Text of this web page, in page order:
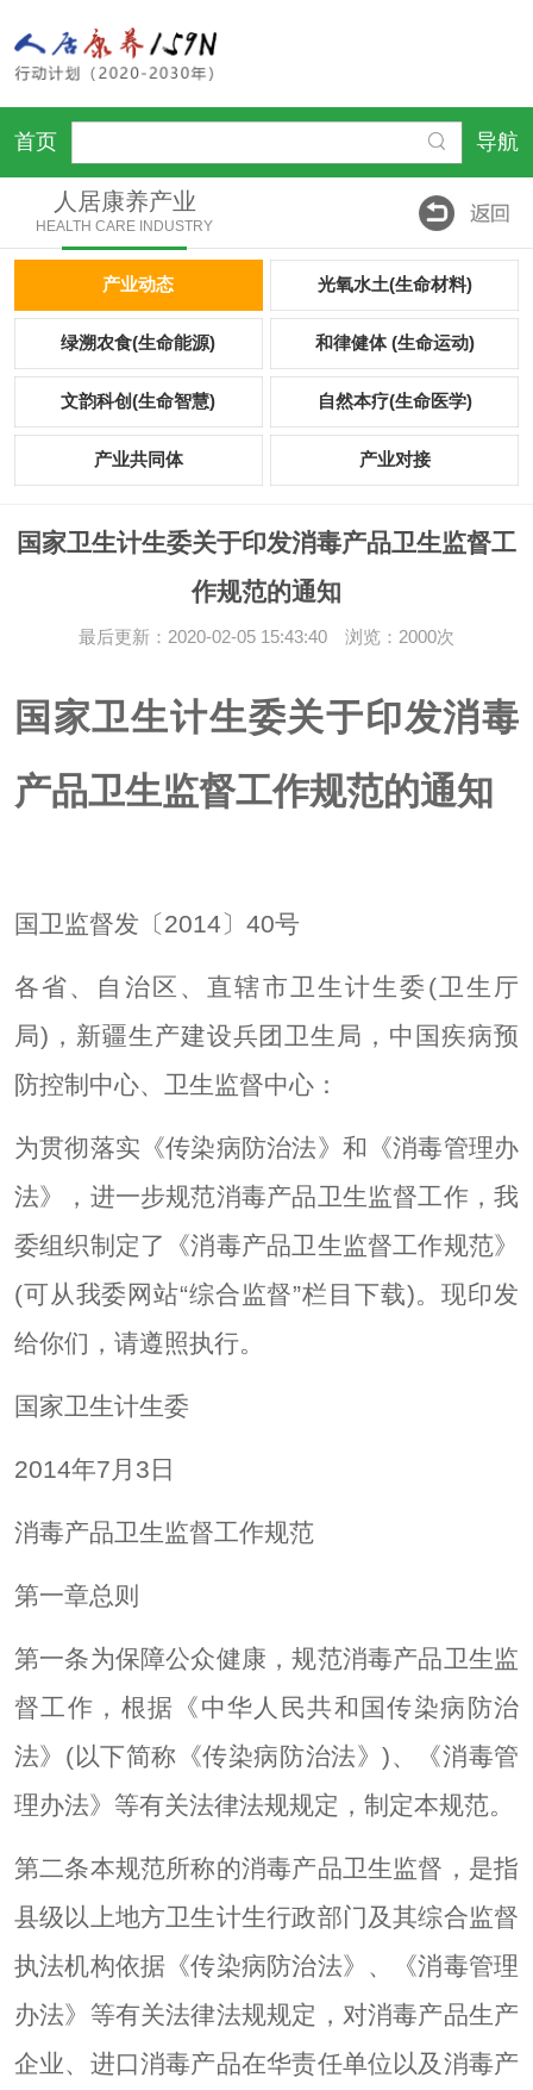
首页 导航
人居康养产业
HEALTH CARE INDUSTRY
产业动态 光氧水土(生命材料)
绿溯农食(生命能源) 和律健体 (生命运动)
文韵科创(生命智慧) 自然本疗(生命医学)
产业共同体 产业对接
国家卫生计生委关于印发消毒产品卫生监督工
作规范的通知
最后更新：2020-02-05 15:43:40 浏览：2000次
国家卫生计生委关于印发消毒
产品卫生监督工作规范的通知
国卫监督发〔2014〕40号
各省、自治区、直辖市卫生计生委(卫生厅
局)，新疆生产建设兵团卫生局，中国疾病预
防控制中心、卫生监督中心：
为贯彻落实《传染病防治法》和《消毒管理办
法》，进一步规范消毒产品卫生监督工作，我
委组织制定了《消毒产品卫生监督工作规范》
(可从我委网站“综合监督”栏目下载)。现印发
给你们，请遵照执行。
国家卫生计生委
2014年7月3日
消毒产品卫生监督工作规范
第一章总则
第一条为保障公众健康，规范消毒产品卫生监
督工作，根据《中华人民共和国传染病防治
法》(以下简称《传染病防治法》)、《消毒管
理办法》等有关法律法规规定，制定本规范。
第二条本规范所称的消毒产品卫生监督，是指
县级以上地方卫生计生行政部门及其综合监督
执法机构依据《传染病防治法》、《消毒管理
办法》等有关法律法规规定，对消毒产品生产
企业、进口消毒产品在华责任单位以及消毒产